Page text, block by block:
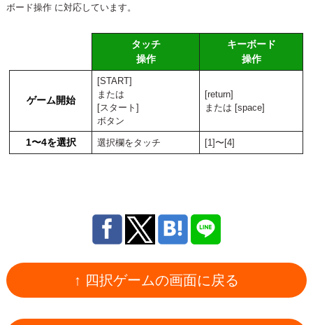
ボード操作 に対応しています。
タッチ
操作
キーボード
操作
ゲーム開始
[START]
または
[スタート]
ボタン
[return]
または [space]
1〜4を選択 選択欄をタッチ [1]〜[4]
↑ 四択ゲームの画面に戻る